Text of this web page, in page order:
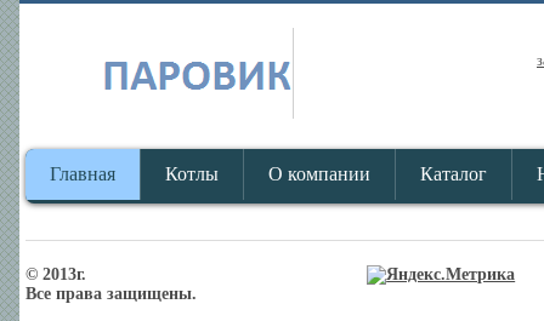
Главная Котлы О компании Каталог
© 2013г.
Все права защищены.